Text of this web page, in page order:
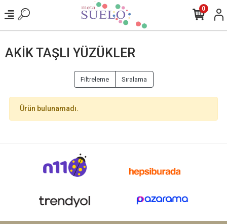
0
AKIK TAŞLI YÜZÜKLER
Filtreleme Sıralama
Ürün bulunamadı.